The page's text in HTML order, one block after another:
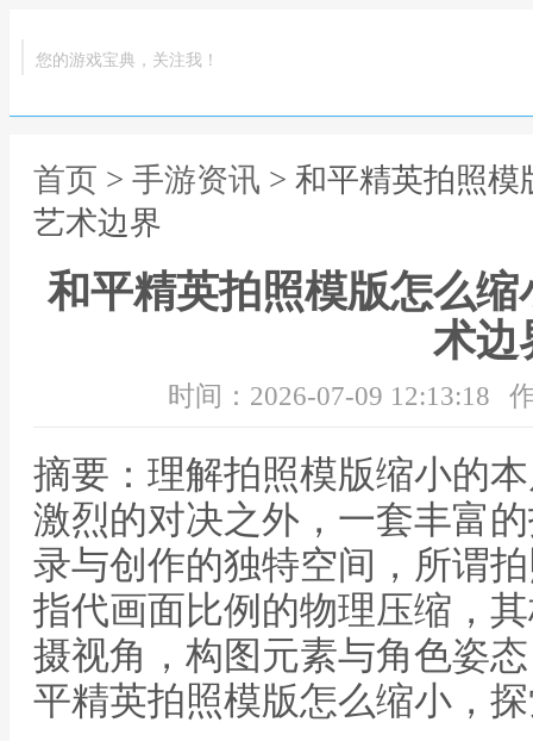
您的游戏宝典，关注我！
首页 > 手游资讯 > 和平精英拍照
艺术边界
和平精英拍照模版怎么
术边
时间：2026-07-09 12:13:18
摘要：理解拍照模版缩小的
激烈的对决之外，一套丰富
录与创作的独特空间，所谓
指代画面比例的物理压缩，
摄视角，构图元素与角色姿
平精英拍照模版怎么缩小，